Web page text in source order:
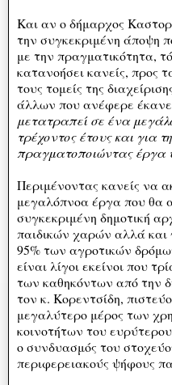
Και αν ο δήμαρχος
την συγκεκριμένη άποψη
με την πραγματικότητα,
κατανοήσει κανείς, προς
τους τομείς της
άλλων που ανέφερε
μετατραπεί σε ένα
τρέχοντος έτους και για
πραγματοποιώντας έργα
Περιμένοντας κανείς να
μεγαλόπνοα έργα που θα
συγκεκριμένη δημοτική
παιδικών χαρών αλλά
95% των αγροτικών
είναι λίγοι εκείνοι που
των καθηκόντων από την
τον κ. Κορεντσίδη,
μεγαλύτερο μέρος των
κοινοτήτων του
ο συνδυασμός του
περιφερειακούς ψήφους